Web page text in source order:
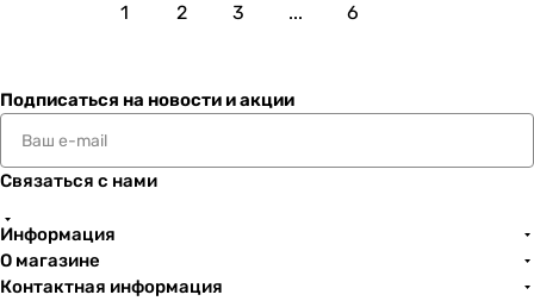
1 2 3 ... 6
Подписаться на новости и акции
Связаться с нами
Информация
О магазине
Контактная информация